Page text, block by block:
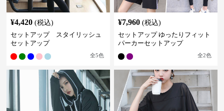
¥4,420 (税込)
セットアップ スタイリッシュ
セットアップ
全5色
¥7,960 (税込)
セットアップ ゆったりフィット
パーカーセットアップ
全2色